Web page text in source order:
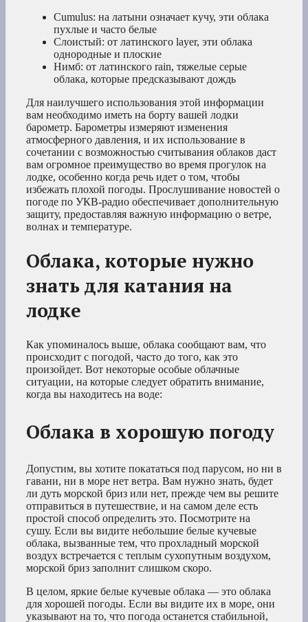
Cumulus: на латыни означает кучу, эти облака
пухлые и часто белые
Слоистый: от латинского layer, эти облака
однородные и плоские
Нимб: от латинского rain, тяжелые серые
облака, которые предсказывают дождь
Для наилучшего использования этой информации
вам необходимо иметь на борту вашей лодки
барометр. Барометры измеряют изменения
атмосферного давления, и их использование в
сочетании с возможностью считывания облаков даст
вам огромное преимущество во время прогулок на
лодке, особенно когда речь идет о том, чтобы
избежать плохой погоды. Прослушивание новостей о
погоде по УКВ-радио обеспечивает дополнительную
защиту, предоставляя важную информацию о ветре,
волнах и температуре.
Облака, которые нужно
знать для катания на
лодке
Как упоминалось выше, облака сообщают вам, что
происходит с погодой, часто до того, как это
произойдет. Вот некоторые особые облачные
ситуации, на которые следует обратить внимание,
когда вы находитесь на воде:
Облака в хорошую погоду
Допустим, вы хотите покататься под парусом, но ни в
гавани, ни в море нет ветра. Вам нужно знать, будет
ли дуть морской бриз или нет, прежде чем вы решите
отправиться в путешествие, и на самом деле есть
простой способ определить это. Посмотрите на
сушу. Если вы видите небольшие белые кучевые
облака, вызванные тем, что прохладный морской
воздух встречается с теплым сухопутным воздухом,
морской бриз заполнит слишком скоро.
В целом, яркие белые кучевые облака — это облака
для хорошей погоды. Если вы видите их в море, они
указывают на то, что погода останется стабильной,